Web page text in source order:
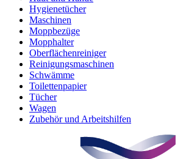
Hygienetücher
Maschinen
Moppbezüge
Mopphalter
Oberflächenreiniger
Reinigungsmaschinen
Schwämme
Toilettenpapier
Tücher
Wagen
Zubehör und Arbeitshilfen